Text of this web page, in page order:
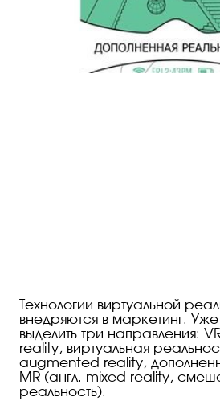
Технологии виртуальной
внедряются в маркетинг.
выделить три направления:
reality, виртуальная
augmented reality,
MR (англ. mixed reality,
реальность).